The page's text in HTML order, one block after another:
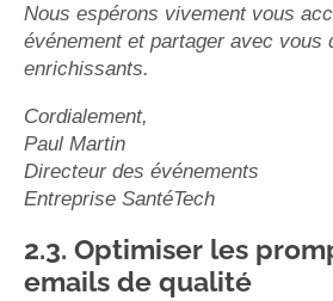
Nous espérons vivement vous
événement et partager avec vous
enrichissants.
Cordialement,
Paul Martin
Directeur des événements
Entreprise SantéTech
2.3. Optimiser les
emails de qualité